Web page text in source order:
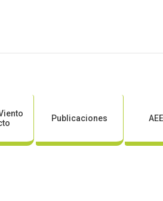
Publicaciones